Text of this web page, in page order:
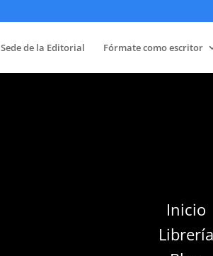
Sede de la Editorial Fórmate como escritor
Inicio
Librería